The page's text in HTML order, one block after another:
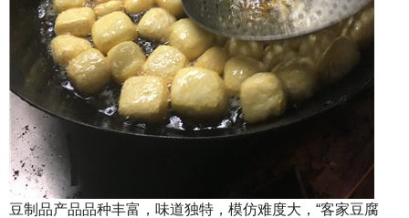
豆制品产品品种丰富，味道独特，模仿难度大，“客家豆腐